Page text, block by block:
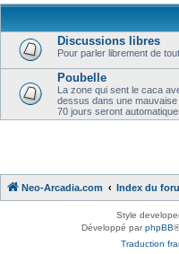
Discussions libres
Pour parler librement de
Poubelle
La zone qui sent le caca
dessus dans une
70 jours seront
Neo-Arcadia.com Index du
Style
Développé parphpBB
Traduction